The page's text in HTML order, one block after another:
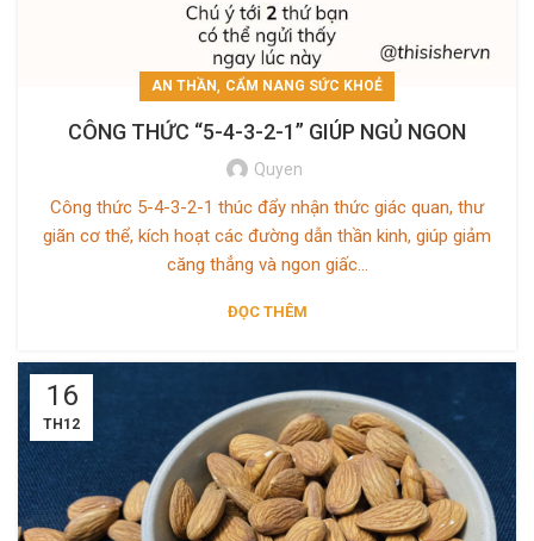
AN THẦN, CẨM NANG SỨC KHOẺ
CÔNG THỨC “5-4-3-2-1” GIÚP NGỦ NGON
Quyen
Công thức 5-4-3-2-1 thúc đẩy nhận thức giác quan, thư
giãn cơ thể, kích hoạt các đường dẫn thần kinh, giúp giảm
căng thẳng và ngon giấc...
ĐỌC THÊM
16
TH12